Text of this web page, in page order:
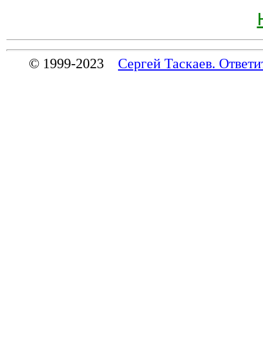
© 1999-2023 Сергей Таскаев.